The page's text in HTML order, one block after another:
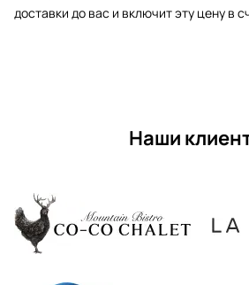
доставки до вас и включит эту цену в
Наши